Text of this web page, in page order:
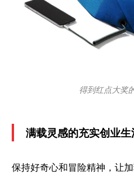
得到红点大奖
满载灵感的充实创业生
保持好奇心和冒险精神，让